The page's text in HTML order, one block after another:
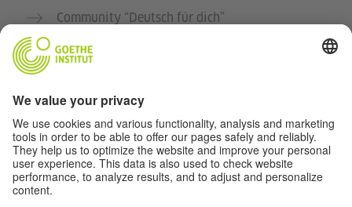
Community “Deutsch für dich”
கோய்த் இன்ஸ்டிடியூட்டின் ஜெர்மன் பாடநெறிகள்
தனியுரிமை மற்றும் அணுகல் வசதி
தனியுரிமை அமைப்புகள்